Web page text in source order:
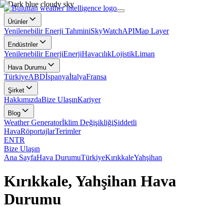
Ürünler
Yenilenebilir Enerji TahminiSkyWatchAPIMap Layer
Endüstriler
Yenilenebilir EnerjiEnerjiHavacılıkLojistikLiman
Hava Durumu
TürkiyeABDİspanyaİtalyaFransa
Şirket
HakkımızdaBize UlaşınKariyer
Blog
Weather Generatorİklim DeğişikliğiŞiddetli
HavaRöportajlarTerimler
ENTR
Bize Ulaşın
Ana SayfaHava DurumuTürkiyeKırıkkaleYahşihan
Kırıkkale, Yahşihan Hava
Durumu